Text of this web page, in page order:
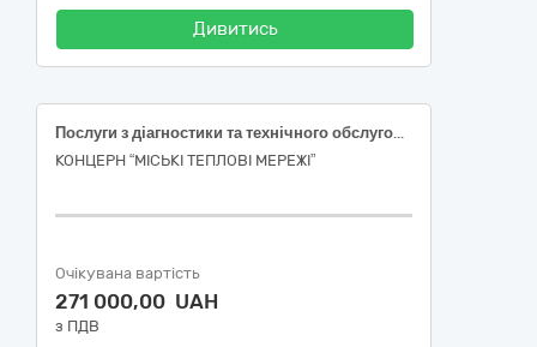
Дивитись
Послуги з діагностики та технічного обслуговування автомобілів згідно ДК 021:2015 код 50110000-9 Послуги з ремонту і технічного обслуговування мототранспортних засобів і супутнього обладнання
КОНЦЕРН “МІСЬКІ ТЕПЛОВІ МЕРЕЖІ”
Очікувана вартість
271 000,00 UAH
з ПДВ